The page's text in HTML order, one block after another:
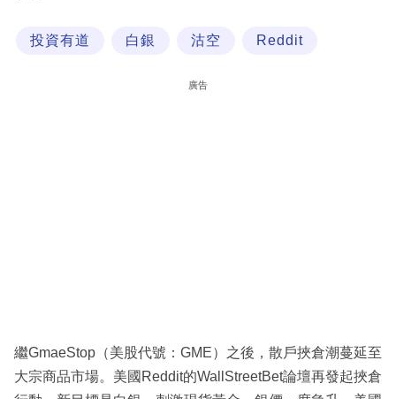
投資有道 白銀 沽空 Reddit
廣告
繼GmaeStop（美股代號：GME）之後，散戶挾倉潮蔓延至
大宗商品市場。美國Reddit的WallStreetBet論壇再發起挾倉